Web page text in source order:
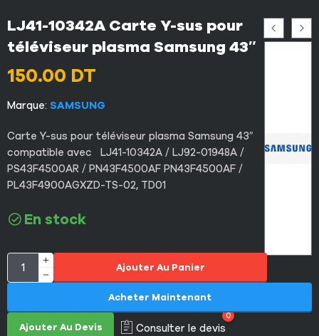
LJ41-10342A Carte Y-sus pour
téléviseur plasma Samsung 43″
150.00 DT
Marque: SAMSUNG
Carte Y-sus pour téléviseur plasma Samsung 43″
compatible avec LJ41-10342A / LJ92-01948A /
PS43F4500AR / PN43F4500AF PN43F4500AF /
PL43F4900AGXZD-TS-02, TD01
En stock
Ajouter Au Panier
Ajouter Au Devis Consulter le devis
0
Acheter Maintenant